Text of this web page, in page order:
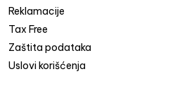
Reklamacije
Tax Free
Zaštita podataka
Uslovi korišćenja